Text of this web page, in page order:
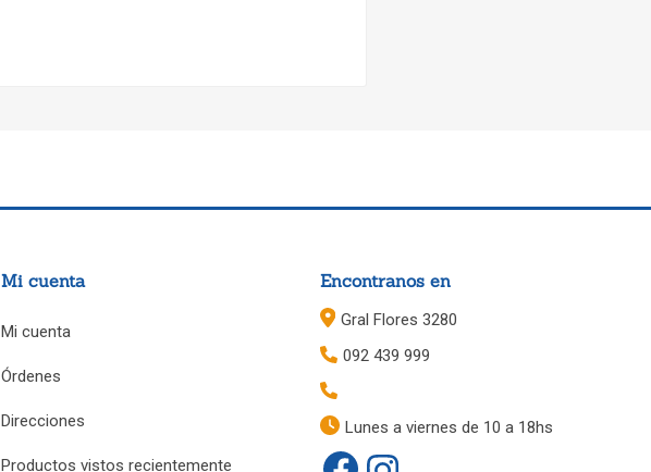
Mi cuenta
Mi cuenta
Órdenes
Direcciones
Productos vistos recientemente
Encontranos en
Gral Flores 3280
092 439 999
Lunes a viernes de 10 a 18hs